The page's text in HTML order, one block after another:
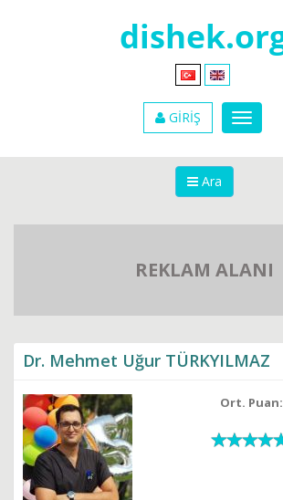
GİRİŞ
Ara
REKLAM ALANI
Dr. Mehmet Uğur TÜRKYILMAZ
Ort. Puan: